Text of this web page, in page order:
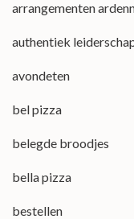
arrangementen
authentiek
avondeten
bel pizza
belegde broodjes
bella pizza
bestellen